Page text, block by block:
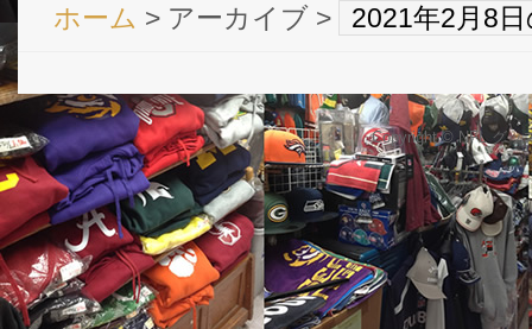
ホーム > アーカイブ > 2021年2月8
Copyright © NFL グッ